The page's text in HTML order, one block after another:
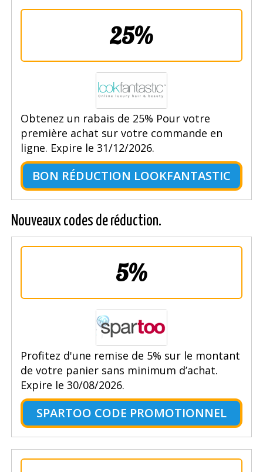
25%
Obtenez un rabais de 25% Pour votre
première achat sur votre commande en
ligne. Expire le 31/12/2026.
BON RÉDUCTION LOOKFANTASTIC
Nouveaux codes de réduction.
5%
Profitez d'une remise de 5% sur le montant
de votre panier sans minimum d’achat.
Expire le 30/08/2026.
SPARTOO CODE PROMOTIONNEL